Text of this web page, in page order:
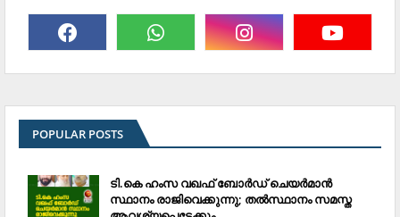
POPULAR POSTS
ടി.കെ ഹംസ വഖഫ് ബോര്‍ഡ് ചെയര്‍മാന്‍
സ്ഥാനം രാജിവെക്കുന്നു; തല്‍സ്ഥാനം സമസ്ത